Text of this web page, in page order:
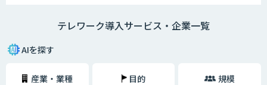
自宅にいながら、パソコンとインターネット、電話、ファックスなどで会
・モバイルワーク
をする働き方のことを指します。
テレワーク導入サービス・企業一覧
AIを探す
産業・業種 目的 規模